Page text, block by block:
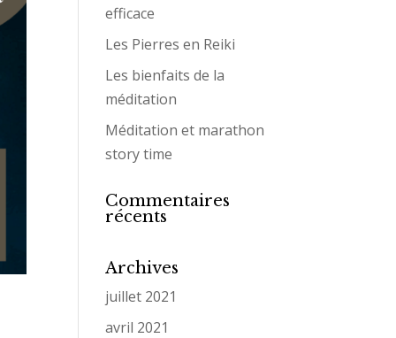
efficace
Les Pierres en Reiki
Les bienfaits de la
méditation
Méditation et marathon
story time
Commentaires
récents
Archives
juillet 2021
avril 2021